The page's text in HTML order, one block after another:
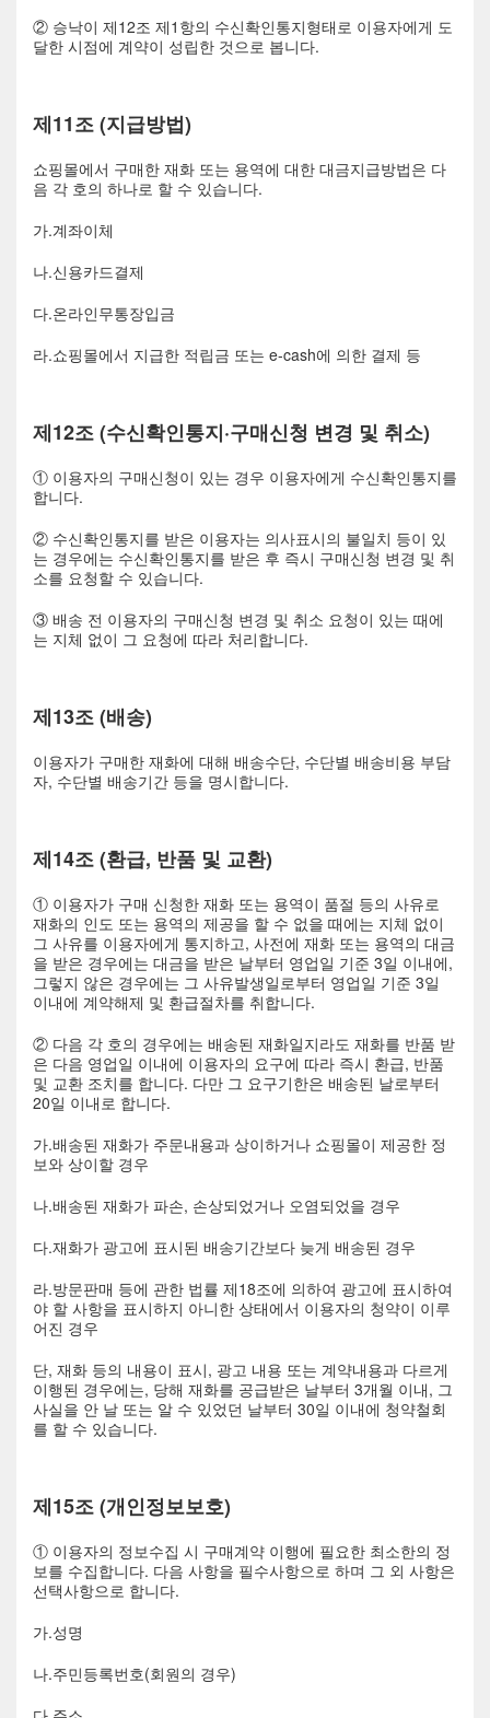
② 승낙이 제12조 제1항의 수신확인통지형태로 이용자에게 도
달한 시점에 계약이 성립한 것으로 봅니다.
제11조 (지급방법)
쇼핑몰에서 구매한 재화 또는 용역에 대한 대금지급방법은 다
음 각 호의 하나로 할 수 있습니다.
가.계좌이체
나.신용카드결제
다.온라인무통장입금
라.쇼핑몰에서 지급한 적립금 또는 e-cash에 의한 결제 등
제12조 (수신확인통지·구매신청 변경 및 취소)
① 이용자의 구매신청이 있는 경우 이용자에게 수신확인통지를
합니다.
② 수신확인통지를 받은 이용자는 의사표시의 불일치 등이 있
는 경우에는 수신확인통지를 받은 후 즉시 구매신청 변경 및 취
소를 요청할 수 있습니다.
③ 배송 전 이용자의 구매신청 변경 및 취소 요청이 있는 때에
는 지체 없이 그 요청에 따라 처리합니다.
제13조 (배송)
이용자가 구매한 재화에 대해 배송수단, 수단별 배송비용 부담
자, 수단별 배송기간 등을 명시합니다.
제14조 (환급, 반품 및 교환)
① 이용자가 구매 신청한 재화 또는 용역이 품절 등의 사유로
재화의 인도 또는 용역의 제공을 할 수 없을 때에는 지체 없이
그 사유를 이용자에게 통지하고, 사전에 재화 또는 용역의 대금
을 받은 경우에는 대금을 받은 날부터 영업일 기준 3일 이내에,
그렇지 않은 경우에는 그 사유발생일로부터 영업일 기준 3일
이내에 계약해제 및 환급절차를 취합니다.
② 다음 각 호의 경우에는 배송된 재화일지라도 재화를 반품 받
은 다음 영업일 이내에 이용자의 요구에 따라 즉시 환급, 반품
및 교환 조치를 합니다. 다만 그 요구기한은 배송된 날로부터
20일 이내로 합니다.
가.배송된 재화가 주문내용과 상이하거나 쇼핑몰이 제공한 정
보와 상이할 경우
나.배송된 재화가 파손, 손상되었거나 오염되었을 경우
다.재화가 광고에 표시된 배송기간보다 늦게 배송된 경우
라.방문판매 등에 관한 법률 제18조에 의하여 광고에 표시하여
야 할 사항을 표시하지 아니한 상태에서 이용자의 청약이 이루
어진 경우
단, 재화 등의 내용이 표시, 광고 내용 또는 계약내용과 다르게
이행된 경우에는, 당해 재화를 공급받은 날부터 3개월 이내, 그
사실을 안 날 또는 알 수 있었던 날부터 30일 이내에 청약철회
를 할 수 있습니다.
제15조 (개인정보보호)
① 이용자의 정보수집 시 구매계약 이행에 필요한 최소한의 정
보를 수집합니다. 다음 사항을 필수사항으로 하며 그 외 사항은
선택사항으로 합니다.
가.성명
나.주민등록번호(회원의 경우)